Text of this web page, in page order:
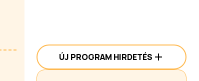
ÚJ PROGRAM HIRDETÉS